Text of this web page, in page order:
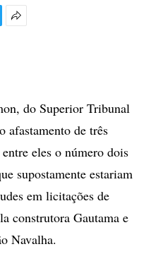
do Superior Tribunal
afastamento de três
eles o número dois
supostamente estariam
em licitações de
construtora Gautama e
Navalha.